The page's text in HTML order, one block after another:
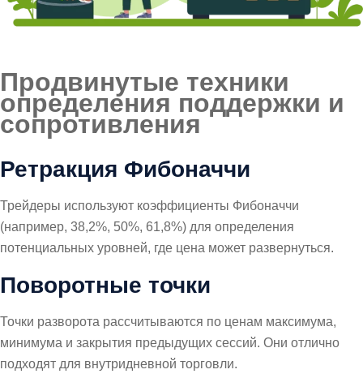
Продвинутые техники
определения поддержки и
сопротивления
Ретракция Фибоначчи
Трейдеры используют коэффициенты Фибоначчи
(например, 38,2%, 50%, 61,8%) для определения
потенциальных уровней, где цена может развернуться.
Поворотные точки
Точки разворота рассчитываются по ценам максимума,
минимума и закрытия предыдущих сессий. Они отлично
подходят для внутридневной торговли.